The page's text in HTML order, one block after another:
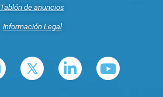
Tablón de anuncios
Información Legal